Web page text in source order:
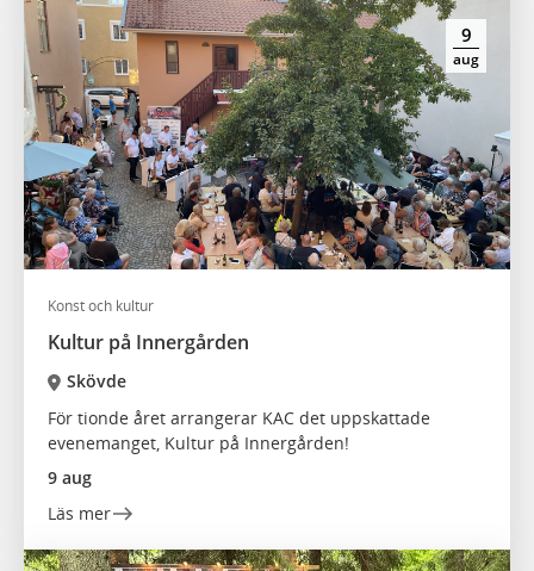
9
aug
Konst och kultur
Kultur på Innergården
Skövde
För tionde året arrangerar KAC det uppskattade
evenemanget, Kultur på Innergården!
9 aug
Läs mer